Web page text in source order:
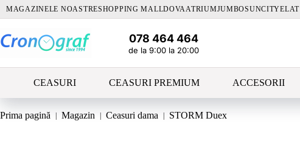
SariMAGAZINELE NOASTRESHOPPING MALLDOVA ATRIUMJUMBOSUNCITYELAT
078 464 464
de la 9:00 la 20:00
CEASURI CEASURI PREMIUM ACCESORII
Prima pagină Magazin Ceasuri dama STORM Duex